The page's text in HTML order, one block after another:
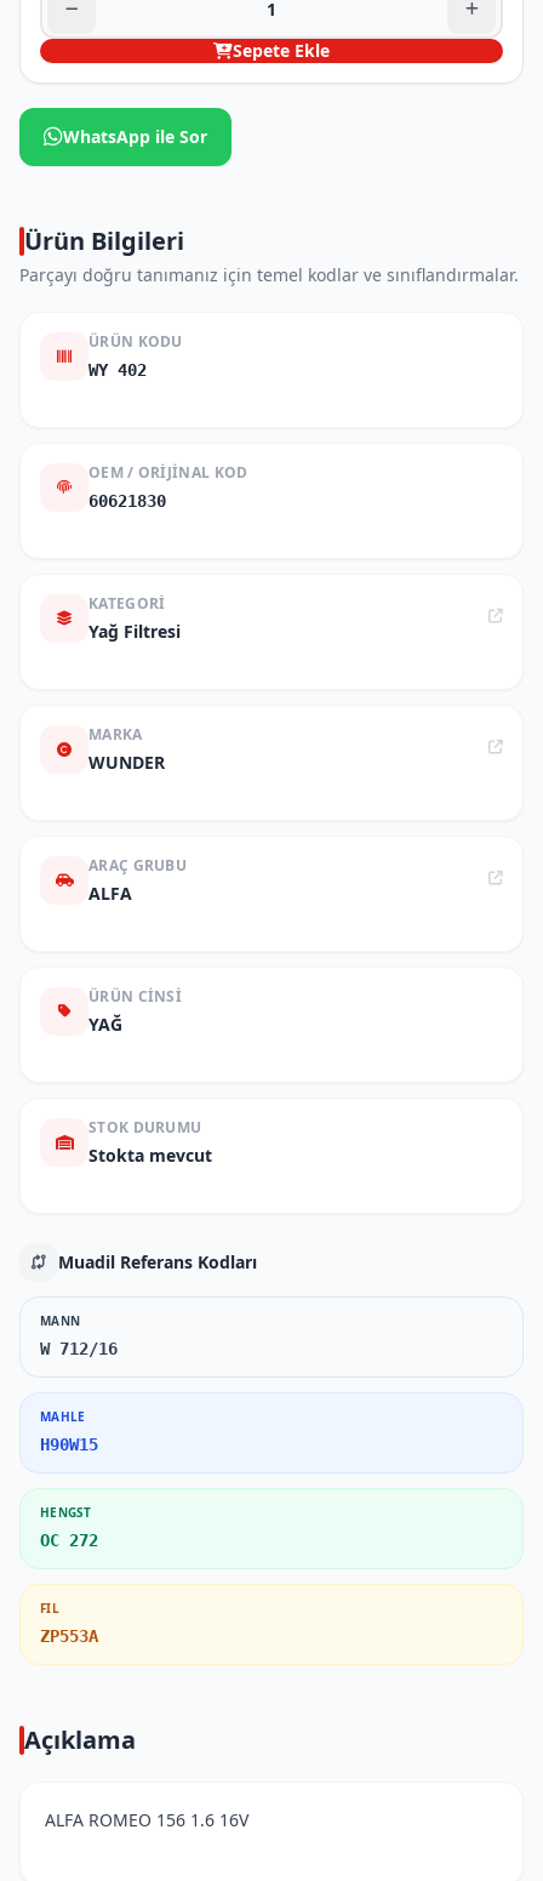
Sepete Ekle
WhatsApp ile Sor
Ürün Bilgileri
Parçayı doğru tanımanız için temel kodlar ve sınıflandırmalar.
ÜRÜN KODU
WY 402
OEM / ORIJINAL KOD
60621830
KATEGORI
Yağ Filtresi
MARKA
WUNDER
ARAÇ GRUBU
ALFA
ÜRÜN CINSI
YAĞ
STOK DURUMU
Stokta mevcut
Muadil Referans Kodları
MANN
W 712/16
MAHLE
H90W15
HENGST
OC 272
FIL
ZP553A
Açıklama
ALFA ROMEO 156 1.6 16V